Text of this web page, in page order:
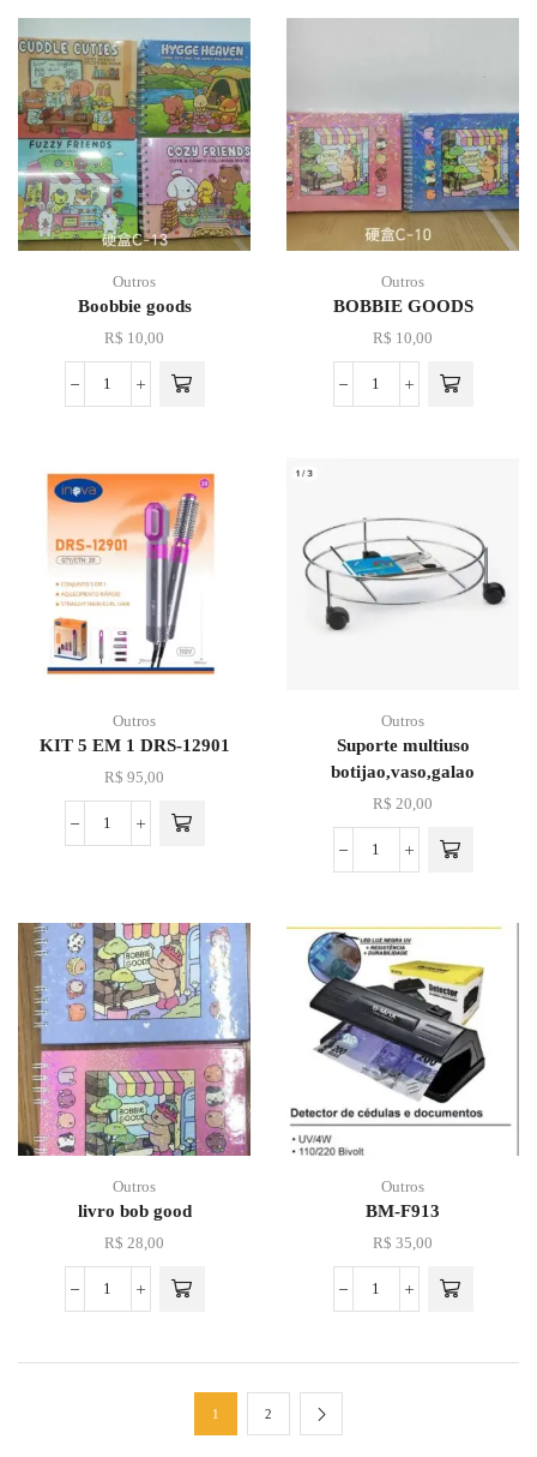
Outros
Boobbie goods
R$ 10,00
Outros
BOBBIE GOODS
R$ 10,00
Outros
KIT 5 EM 1 DRS-12901
R$ 95,00
Outros
Suporte multiuso
botijao,vaso,galao
R$ 20,00
Outros
livro bob good
R$ 28,00
Outros
BM-F913
R$ 35,00
1 2